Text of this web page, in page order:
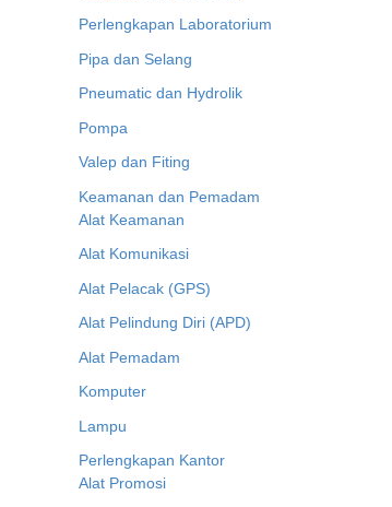
Perlengkapan Laboratorium
Pipa dan Selang
Pneumatic dan Hydrolik
Pompa
Valep dan Fiting
Keamanan dan Pemadam
Alat Keamanan
Alat Komunikasi
Alat Pelacak (GPS)
Alat Pelindung Diri (APD)
Alat Pemadam
Komputer
Lampu
Perlengkapan Kantor
Alat Promosi